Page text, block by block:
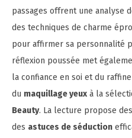
passages offrent une analyse
des techniques de charme
pour affirmer sa personnalité
réflexion poussée met
la confiance en soi et du
du maquillage yeux à la
Beauty. La lecture propose
des astuces de séduction